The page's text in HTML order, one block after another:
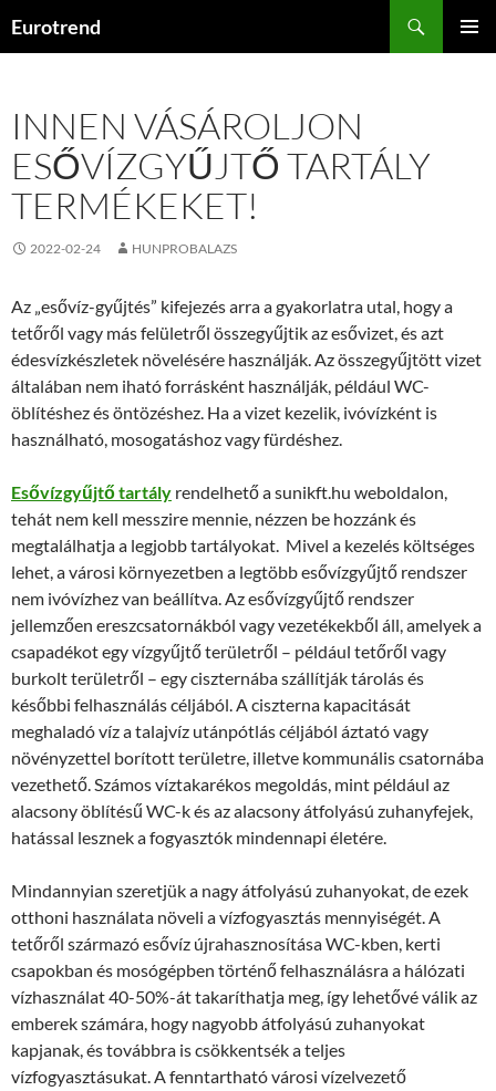
Eurotrend
INNEN VÁSÁROLJON
ESŐVÍZGYŰJTŐ TARTÁLY
TERMÉKEKET!
2022-02-24 HUNPROBALAZS
Az „esővíz-gyűjtés” kifejezés arra a gyakorlatra utal, hogy a
tetőről vagy más felületről összegyűjtik az esővizet, és azt
édesvízkészletek növelésére használják. Az összegyűjtött vizet
általában nem iható forrásként használják, például WC-
öblítéshez és öntözéshez. Ha a vizet kezelik, ivóvízként is
használható, mosogatáshoz vagy fürdéshez.
Esővízgyűjtő tartály rendelhető a sunikft.hu weboldalon,
tehát nem kell messzire mennie, nézzen be hozzánk és
megtalálhatja a legjobb tartályokat. Mivel a kezelés költséges
lehet, a városi környezetben a legtöbb esővízgyűjtő rendszer
nem ivóvízhez van beállítva. Az esővízgyűjtő rendszer
jellemzően ereszcsatornákból vagy vezetékekből áll, amelyek a
csapadékot egy vízgyűjtő területről – például tetőről vagy
burkolt területről – egy ciszternába szállítják tárolás és
későbbi felhasználás céljából. A ciszterna kapacitását
meghaladó víz a talajvíz utánpótlás céljából áztató vagy
növényzettel borított területre, illetve kommunális csatornába
vezethető. Számos víztakarékos megoldás, mint például az
alacsony öblítésű WC-k és az alacsony átfolyású zuhanyfejek,
hatással lesznek a fogyasztók mindennapi életére.
Mindannyian szeretjük a nagy átfolyású zuhanyokat, de ezek
otthoni használata növeli a vízfogyasztás mennyiségét. A
tetőről származó esővíz újrahasznosítása WC-kben, kerti
csapokban és mosógépben történő felhasználásra a hálózati
vízhasználat 40-50%-át takaríthatja meg, így lehetővé válik az
emberek számára, hogy nagyobb átfolyású zuhanyokat
kapjanak, és továbbra is csökkentsék a teljes
vízfogyasztásukat. A fenntartható városi vízelvezető